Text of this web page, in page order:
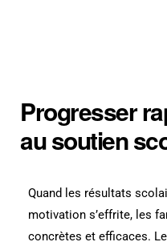
Progresser
au soutien
Quand les résultats
motivation s’effrite, les
concrètes et efficaces.